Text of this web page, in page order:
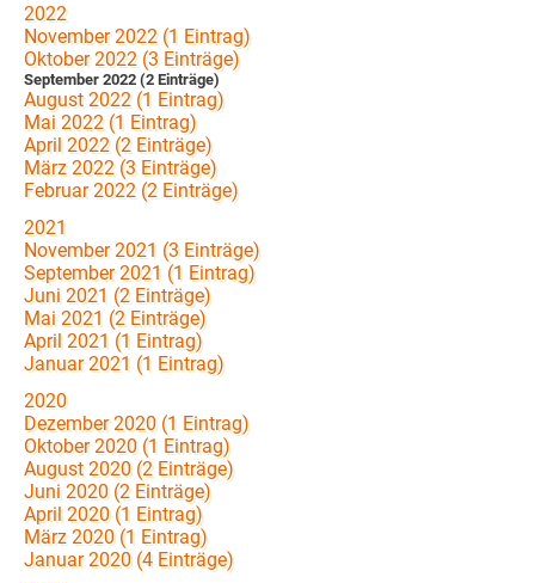
2022
November 2022 (1 Eintrag)
Oktober 2022 (3 Einträge)
September 2022 (2 Einträge)
August 2022 (1 Eintrag)
Mai 2022 (1 Eintrag)
April 2022 (2 Einträge)
März 2022 (3 Einträge)
Februar 2022 (2 Einträge)
2021
November 2021 (3 Einträge)
September 2021 (1 Eintrag)
Juni 2021 (2 Einträge)
Mai 2021 (2 Einträge)
April 2021 (1 Eintrag)
Januar 2021 (1 Eintrag)
2020
Dezember 2020 (1 Eintrag)
Oktober 2020 (1 Eintrag)
August 2020 (2 Einträge)
Juni 2020 (2 Einträge)
April 2020 (1 Eintrag)
März 2020 (1 Eintrag)
Januar 2020 (4 Einträge)